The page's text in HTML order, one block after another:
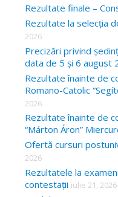
Rezultate finale –
Rezultate la selecția
2026
Precizări privind
data de 5 și 6 august
Rezultate înainte de
Romano-Catolic
2026
Rezultate înainte de
“Márton Áron”
Ofertă cursuri
2026
Rezultatele la
contestații iulie 21, 2026